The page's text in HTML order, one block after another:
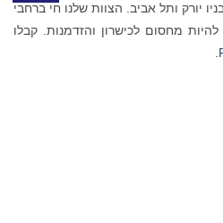
יורק ותל אביב. הצוות שלנו חי ברחבי
מחסום לכישרון והזדמנות. קבלו